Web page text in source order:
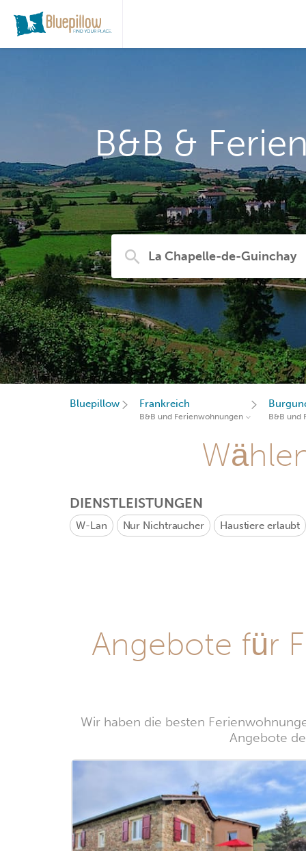
B&B &
Bluepillow Frankreich
B&B und Ferienwohnungen B&B und
DIENSTLEISTUNGEN
W-Lan Nur Nichtraucher Haustiere erlaubt
Angebote für
Wir haben die besten
Angebote